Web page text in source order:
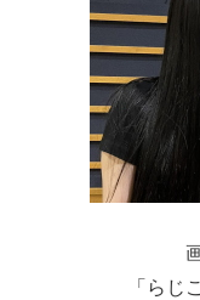
「らじ